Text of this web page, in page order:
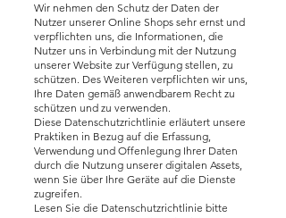
Wir nehmen den Schutz der Daten der
Nutzer unserer Online Shops sehr ernst und
verpflichten uns, die Informationen, die
Nutzer uns in Verbindung mit der Nutzung
unserer Website zur Verfügung stellen, zu
schützen. Des Weiteren verpflichten wir uns,
Ihre Daten gemäß anwendbarem Recht zu
schützen und zu verwenden.
Diese Datenschutzrichtlinie erläutert unsere
Praktiken in Bezug auf die Erfassung,
Verwendung und Offenlegung Ihrer Daten
durch die Nutzung unserer digitalen Assets,
wenn Sie über Ihre Geräte auf die Dienste
zugreifen.
Lesen Sie die Datenschutzrichtlinie bitte